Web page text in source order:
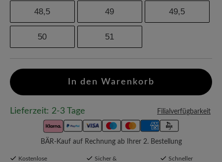
48,5 49 49,5
50 51
In den Warenkorb
Lieferzeit: 2-3 Tage Filialverfügbarkeit
BÄR-Kauf auf Rechnung ab Ihrer 2. Bestellung
Kostenlose
Sicher &
Schneller